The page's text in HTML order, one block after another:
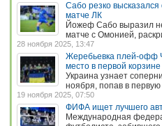
Сабо резко
матче ЛК
Йожеф Сабо выразил
матче с Омонией,
28 ноября 2025, 13:47
Жеребьевка плей-офф
место в первой корзине
Украина узнает
ноября, попав в первую
19 ноября 2025, 07:50
ФИФА ищет лучшего
Международная